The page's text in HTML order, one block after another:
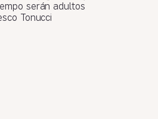
serán adultos
Tonucci